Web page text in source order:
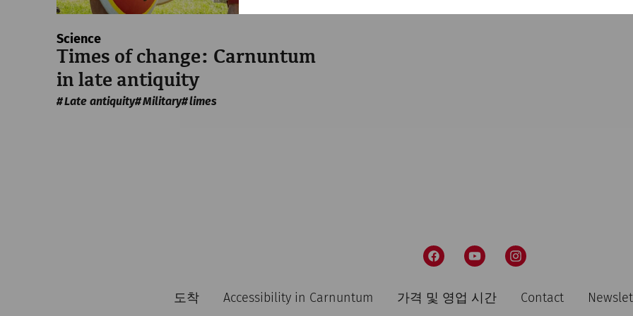
Science
Times of change: Carnuntum
in late antiquity
Late antiquity Military limes
도착 Accessibility in Carnuntum 가격 및 영업 시간 Contact